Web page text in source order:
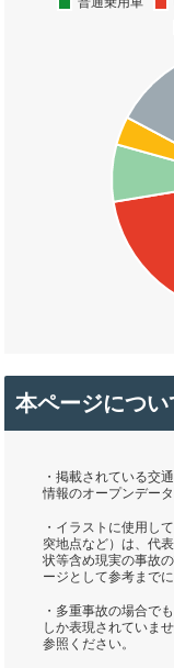
本ページについ
・掲載されている交
情報のオープンデー
・イラストに使用し
突地点など）は、代
状等含め現実の事故
ージとして参考まで
・多重事故の場合で
しか表現されていま
参照ください。